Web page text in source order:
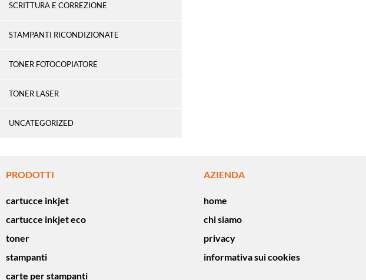
SCRITTURA E CORREZIONE
STAMPANTI RICONDIZIONATE
TONER FOTOCOPIATORE
TONER LASER
UNCATEGORIZED
PRODOTTI
cartucce inkjet
cartucce inkjet eco
toner
stampanti
carte per stampanti
AZIENDA
home
chi siamo
privacy
informativa sui cookies